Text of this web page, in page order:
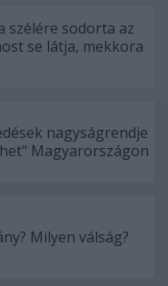
szélére sodorta az
se látja, mekkora
nagyságrendje
Magyarországon
Milyen válság?